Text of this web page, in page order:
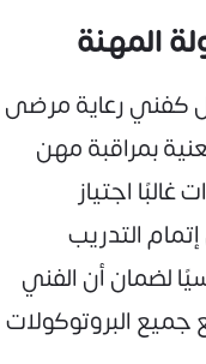
كفني رعاية مرضى
بمراقبة مهن
اجتياز
التدريب
لضمان أن الفني
البروتوكولات